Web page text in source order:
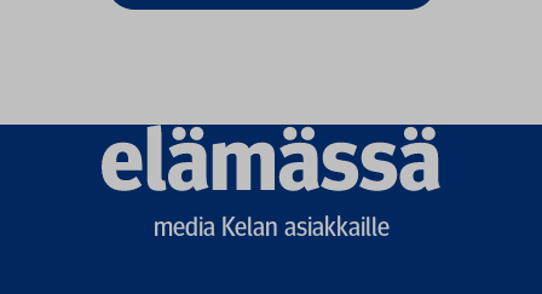
Elämässä
logo
media Kelan asiakkaille